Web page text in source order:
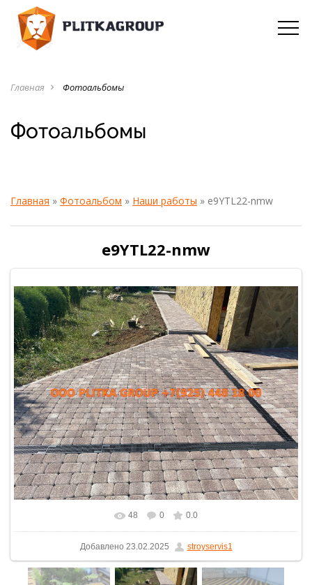
Главная navigate_next Фотоальбомы
Фотоальбомы
Главная » Фотоальбом » Наши работы » e9YTL22-nmw
e9YTL22-nmw
48 0 0.0
Добавлено 23.02.2025 stroyservis1